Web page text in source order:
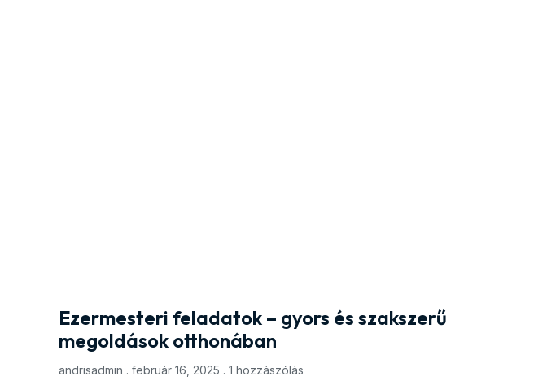
Ezermesteri feladatok – gyors és szakszerű
megoldások otthonában
andrisadmin február 16, 2025 1 hozzászólás